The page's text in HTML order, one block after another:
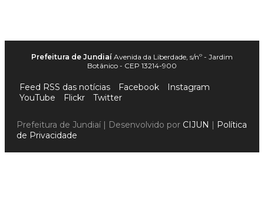
Prefeitura de Jundiaí Avenida da Liberdade, s/nº - Jardim
Botânico - CEP 13214-900
Feed RSS das notícias Facebook
Instagram
YouTube
Flickr Twitter
Prefeitura de Jundiaí | Desenvolvido por CIJUN | Política
de Privacidade